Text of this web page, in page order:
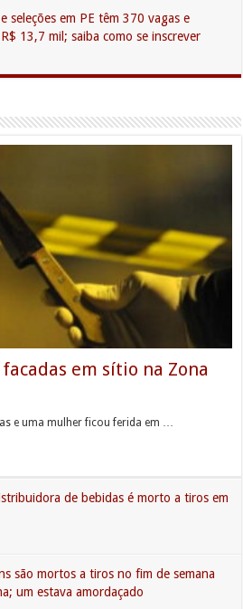
seleções em PE têm 370 vagas e
13,7 mil; saiba como se inscrever
em sítio na Zona
e uma mulher ficou ferida em …
de bebidas é morto a tiros em
são mortos a tiros no fim de semana
um estava amordaçado